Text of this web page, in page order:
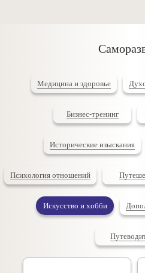
Медицина и здоровье
Бизнес-тренинг
Исторические изыскания
Психология отношений
Искусство и хобби